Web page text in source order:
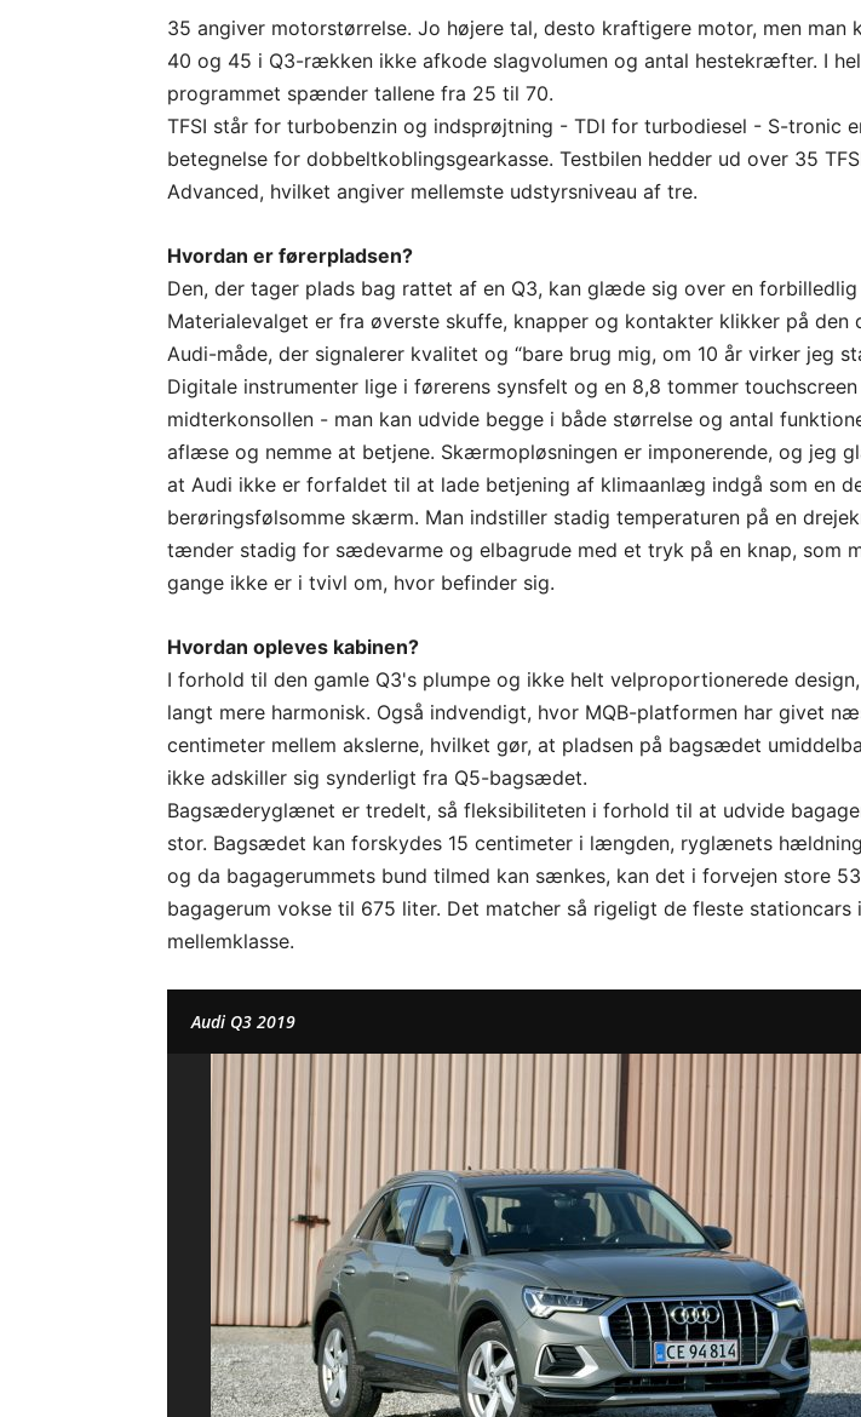
35 angiver motorstørrelse. Jo højere tal, desto kraftigere motor, men man
40 og 45 i Q3-rækken ikke afkode slagvolumen og antal hestekræfter. I
programmet spænder tallene fra 25 til 70.
TFSI står for turbobenzin og indsprøjtning - TDI for turbodiesel - S-tronic
betegnelse for dobbeltkoblingsgearkasse. Testbilen hedder ud over 35
Advanced, hvilket angiver mellemste udstyrsniveau af tre.
Hvordan er førerpladsen?
Den, der tager plads bag rattet af en Q3, kan glæde sig over en forbilledlig
Materialevalget er fra øverste skuffe, knapper og kontakter klikker på den
Audi-måde, der signalerer kvalitet og “bare brug mig, om 10 år virker jeg
Digitale instrumenter lige i førerens synsfelt og en 8,8 tommer touchscreen
midterkonsollen - man kan udvide begge i både størrelse og antal
aflæse og nemme at betjene. Skærmopløsningen er imponerende, og jeg
at Audi ikke er forfaldet til at lade betjening af klimaanlæg indgå som en
berøringsfølsomme skærm. Man indstiller stadig temperaturen på en
tænder stadig for sædevarme og elbagrude med et tryk på en knap, som
gange ikke er i tvivl om, hvor befinder sig.
Hvordan opleves kabinen?
I forhold til den gamle Q3's plumpe og ikke helt velproportionerede
langt mere harmonisk. Også indvendigt, hvor MQB-platformen har givet
centimeter mellem akslerne, hvilket gør, at pladsen på bagsædet
ikke adskiller sig synderligt fra Q5-bagsædet.
Bagsæderyglænet er tredelt, så fleksibiliteten i forhold til at udvide
stor. Bagsædet kan forskydes 15 centimeter i længden, ryglænets
og da bagagerummets bund tilmed kan sænkes, kan det i forvejen store
bagagerum vokse til 675 liter. Det matcher så rigeligt de fleste stationcars
mellemklasse.
Audi Q3 2019